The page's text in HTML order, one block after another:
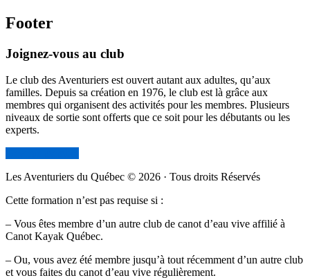
Footer
Joignez-vous au club
Le club des Aventuriers est ouvert autant aux adultes, qu’aux
familles. Depuis sa création en 1976, le club est là grâce aux
membres qui organisent des activités pour les membres. Plusieurs
niveaux de sortie sont offerts que ce soit pour les débutants ou les
experts.
Les Aventuriers du Québec © 2026 · Tous droits Réservés
Cette formation n’est pas requise si :
– Vous êtes membre d’un autre club de canot d’eau vive affilié à
Canot Kayak Québec.
– Ou, vous avez été membre jusqu’à tout récemment d’un autre club
et vous faites du canot d’eau vive régulièrement.